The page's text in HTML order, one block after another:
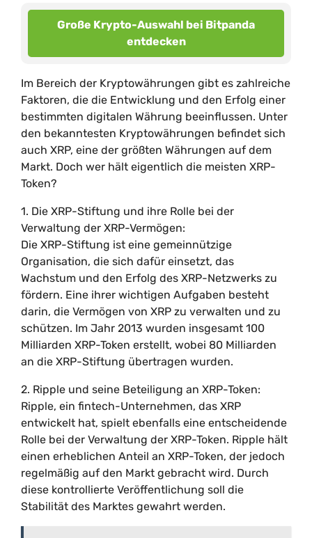
Große Krypto-Auswahl bei Bitpanda
entdecken
Im Bereich der Kryptowährungen gibt es zahlreiche
Faktoren, die die Entwicklung und den Erfolg einer
bestimmten digitalen Währung beeinflussen. Unter
den bekanntesten Kryptowährungen befindet sich
auch XRP, eine der größten Währungen auf dem
Markt. Doch wer hält eigentlich die meisten XRP-
Token?
1. Die XRP-Stiftung und ihre Rolle bei der
Verwaltung der XRP-Vermögen:
Die XRP-Stiftung ist eine gemeinnützige
Organisation, die sich dafür einsetzt, das
Wachstum und den Erfolg des XRP-Netzwerks zu
fördern. Eine ihrer wichtigen Aufgaben besteht
darin, die Vermögen von XRP zu verwalten und zu
schützen. Im Jahr 2013 wurden insgesamt 100
Milliarden XRP-Token erstellt, wobei 80 Milliarden
an die XRP-Stiftung übertragen wurden.
2. Ripple und seine Beteiligung an XRP-Token:
Ripple, ein fintech-Unternehmen, das XRP
entwickelt hat, spielt ebenfalls eine entscheidende
Rolle bei der Verwaltung der XRP-Token. Ripple hält
einen erheblichen Anteil an XRP-Token, der jedoch
regelmäßig auf den Markt gebracht wird. Durch
diese kontrollierte Veröffentlichung soll die
Stabilität des Marktes gewahrt werden.